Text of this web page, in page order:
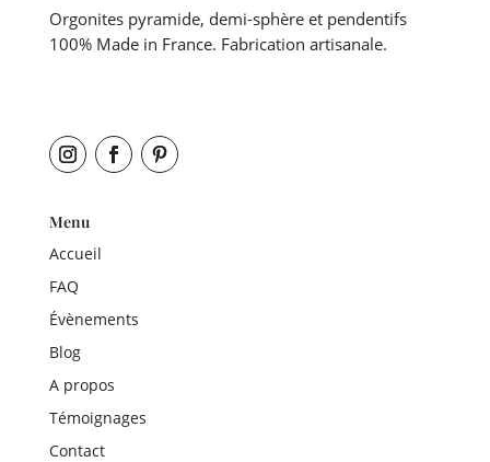
Orgonites pyramide, demi-sphère et pendentifs
100% Made in France. Fabrication artisanale.
Menu
Accueil
FAQ
Évènements
Blog
A propos
Témoignages
Contact